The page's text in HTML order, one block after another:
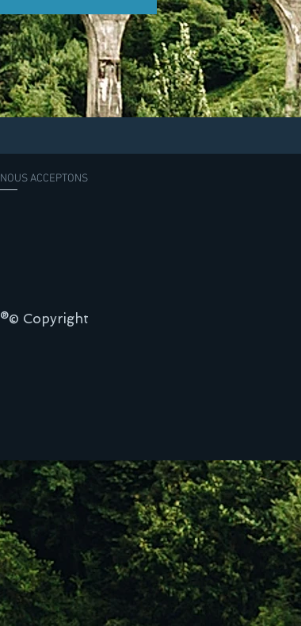
NOUS ACCEPTONS
®© Copyright